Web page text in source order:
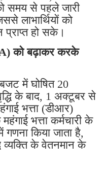
समय से पहले जारी
लाभार्थियों को
प्राप्त हो सके।
को बढ़ाकर करके
में घोषित 20
के बाद, 1 अक्टूबर से
भत्ता (डीआर)
भत्ता कर्मचारी के
किया जाता है,
व्यक्ति के वेतनमान के